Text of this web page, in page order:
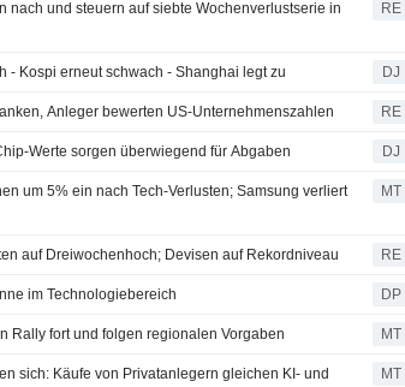
nach und steuern auf siebte Wochenverlustserie in
RE
- Kospi erneut schwach - Shanghai legt zu DJ
Anleger bewerten US-Unternehmenszahlen RE
Werte sorgen überwiegend für Abgaben DJ
um 5% ein nach Tech-Verlusten; Samsung verliert
MT
auf Dreiwochenhoch; Devisen auf Rekordniveau RE
im Technologiebereich DP
Rally fort und folgen regionalen Vorgaben MT
sich: Käufe von Privatanlegern gleichen KI- und
MT